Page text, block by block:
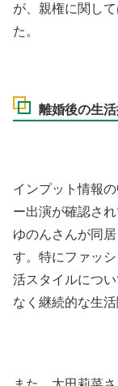
が、親権に関し
た。
離婚後の生
インプット情報
ー出演が確認さ
ゆのんさんが同
す。特にファッ
活スタイルにつ
なく継続的な生